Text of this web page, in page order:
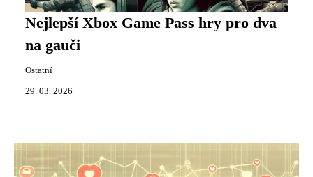
Nejlepší Xbox Game Pass hry pro dva
na gauči
Ostatní
29. 03. 2026